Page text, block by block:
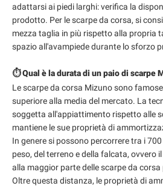
adattarsi ai piedi larghi: verifica la
prodotto. Per le scarpe da corsa, si
mezza taglia in più rispetto alla propria
spazio all'avampiede durante lo sforzo
⏱️ Qual è la durata di un paio di scarpe
Le scarpe da corsa Mizuno sono
superiore alla media del mercato. La
soggetta all'appiattimento rispetto alle
mantiene le sue proprietà di
In genere si possono percorrere tra i
peso, del terreno e della falcata, ovvero
alla maggior parte delle scarpe da
Oltre questa distanza, le proprietà di